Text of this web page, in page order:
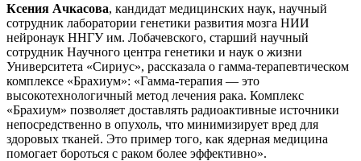
Ксения Ачкасова, кандидат медицинских наук, научный
сотрудник лаборатории генетики развития мозга НИИ
нейронаук ННГУ им. Лобачевского, старший научный
сотрудник Научного центра генетики и наук о жизни
Университета «Сириус», рассказала о гамма-терапевтическом
комплексе «Брахиум»: «Гамма-терапия — это
высокотехнологичный метод лечения рака. Комплекс
«Брахиум» позволяет доставлять радиоактивные источники
непосредственно в опухоль, что минимизирует вред для
здоровых тканей. Это пример того, как ядерная медицина
помогает бороться с раком более эффективно».